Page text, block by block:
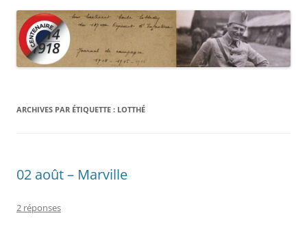
ARCHIVES PAR ÉTIQUETTE : LOTTHÉ
02 août – Marville
2 réponses